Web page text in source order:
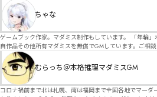
ちゃな
ゲームブック作家。マダミス制作もしています。 「年輪」
自作品その他所有マダミスを無償でGMしています。ご相
ぞ。
むらっち＠本格推理マダミスGM
コロナ禍前まで北は札幌、南は福岡まで全国各地でマー